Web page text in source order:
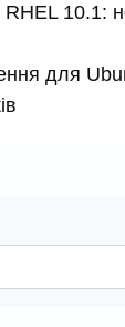
10.1:
для